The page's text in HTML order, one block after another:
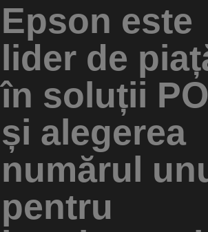
Epson este
lider de
în soluții
și alegerea
numărul
pentru